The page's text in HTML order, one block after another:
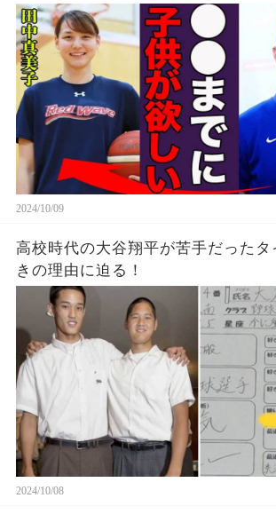
でに子供が欲しい！』ドジャース
選手の妻がハーフと言われる理由
2024/10/09
高校時代の大谷翔平が苦手だったタ
きの理由に迫る！
2024/10/08